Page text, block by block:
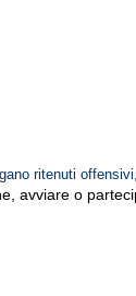
ritenuti
avviare o